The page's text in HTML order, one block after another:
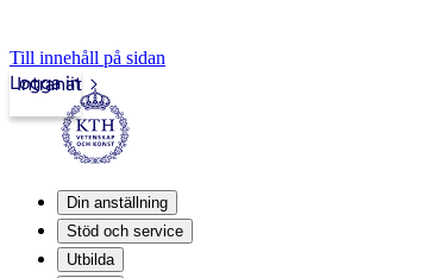
Till innehåll på sidan
Intranät
Logga in
Din anställning
Stöd och service
Utbilda